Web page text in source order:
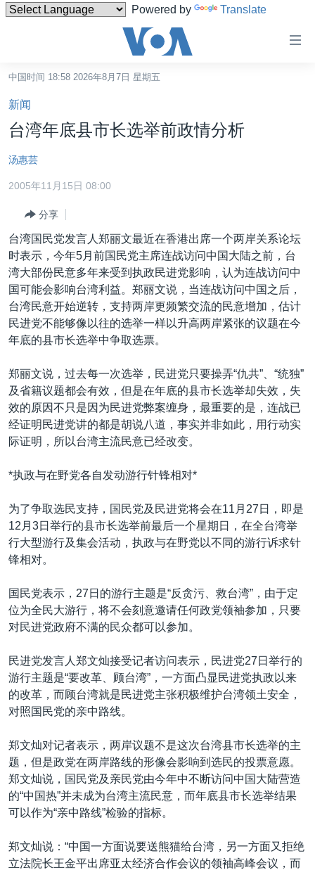
Powered by Translate
碍
链
接
转
内
转
到
导
跳
转
到
索
台湾
港澳
国际
最新国际新闻
印太
中东
欧洲
非洲
美洲
全球议题
分类新闻
经济·金融·贸易
人权·法律·宗教
科教·文娱·体健
军事
劳工
环境
美中关系
热点专题
白宫要闻
国会报道
美中关系
美国建国250周年
埃博拉疫情
美国之音专访
重要讲话与声明
南中国海争端
关注西藏
GEN Z 看美国
VOA视频
VOA今日焦点
中文广播
关注我们
其他语言网站
中国时间 18:58 2026年8月7日 星期五
新闻
台湾年底县市长选举前政情分析
汤惠芸
2005年11月15日 08:00
分享
台湾国民党发言人郑丽文最近在香港出席一个两岸关系论坛
时表示，今年5月前国民党主席连战访问中国大陆之前，台
湾大部份民意多年来受到执政民进党影响，认为连战访问中
国可能会影响台湾利益。郑丽文说，当连战访问中国之后，
台湾民意开始逆转，支持两岸更频繁交流的民意增加，估计
民进党不能够像以往的选举一样以升高两岸紧张的议题在今
年底的县市长选举中争取选票。
郑丽文说，过去每一次选举，民进党只要操弄“仇共”、“统独”
及省籍议题都会有效，但是在年底的县市长选举却失效，失
效的原因不只是因为民进党弊案缠身，最重要的是，连战已
经证明民进党讲的都是胡说八道，事实并非如此，用行动实
际证明，所以台湾主流民意已经改变。
*执政与在野党各自发动游行针锋相对*
为了争取选民支持，国民党及民进党将会在11月27日，即是
12月3日举行的县市长选举前最后一个星期日，在全台湾举
行大型游行及集会活动，执政与在野党以不同的游行诉求针
锋相对。
国民党表示，27日的游行主题是“反贪污、救台湾”，由于定
位为全民大游行，将不会刻意邀请任何政党领袖参加，只要
对民进党政府不满的民众都可以参加。
民进党发言人郑文灿接受记者访问表示，民进党27日举行的
游行主题是“要改革、顾台湾”，一方面凸显民进党执政以来
的改革，而顾台湾就是民进党主张积极维护台湾领土安全，
对照国民党的亲中路线。
郑文灿对记者表示，两岸议题不是这次台湾县市长选举的主
题，但是政党在两岸路线的形像会影响到选民的投票意愿。
郑文灿说，国民党及亲民党由今年中不断访问中国大陆营造
的“中国热”并未成为台湾主流民意，而年底县市长选举结果
可以作为“亲中路线”检验的指标。
郑文灿说：“中国一方面说要送熊猫给台湾，另一方面又拒绝
立法院长王金平出席亚太经济合作会议的领袖高峰会议，而